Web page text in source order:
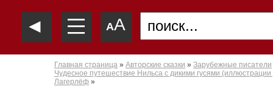
◄ —
—
— AA
Главная страница » Авторские сказки » Зарубежные писатели
Чудесное путешествие Нильса с дикими гусями
Лагерлёф »